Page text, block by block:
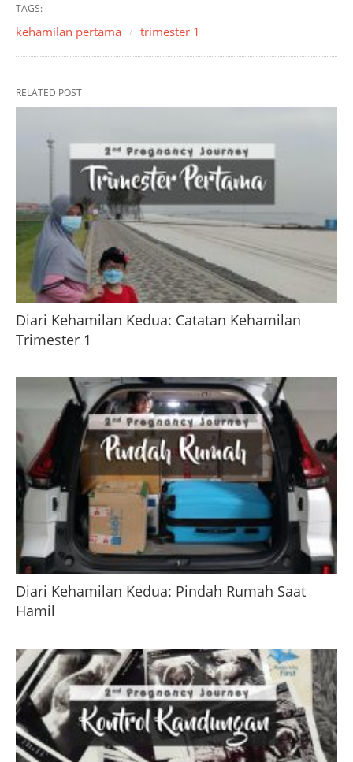
TAGS:
kehamilan pertama trimester 1
RELATED POST
Diari Kehamilan Kedua: Catatan Kehamilan
Trimester 1
Diari Kehamilan Kedua: Pindah Rumah Saat
Hamil